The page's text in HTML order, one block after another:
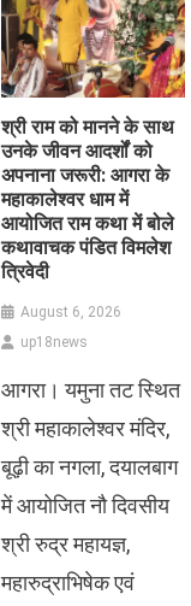
​श्री राम को मानने के साथ
उनके जीवन आदर्शों को
अपनाना जरूरी: आगरा के
महाकालेश्वर धाम में
आयोजित राम कथा में बोले
कथावाचक पंडित विमलेश
त्रिवेदी
August 6, 2026
up18news
आगरा। यमुना तट स्थित
श्री महाकालेश्वर मंदिर,
बूढ़ी का नगला, दयालबाग
में आयोजित नौ दिवसीय
श्री रुद्र महायज्ञ,
महारुद्राभिषेक एवं